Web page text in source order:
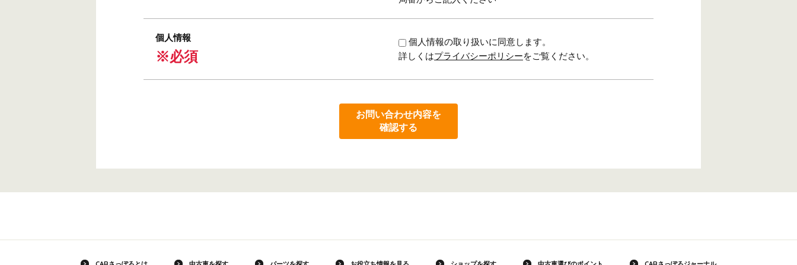
個人情報
※必須
個人情報の取り扱いに同意します。
詳しくはプライバシーポリシーをご覧ください。
お問い合わせ内容を
確認する